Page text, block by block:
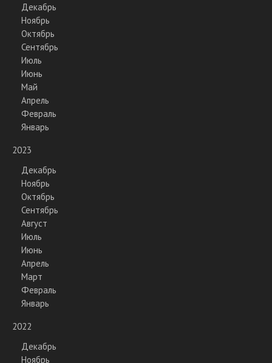
Декабрь
Ноябрь
Октябрь
Сентябрь
Июль
Июнь
Май
Апрель
Февраль
Январь
2023
Декабрь
Ноябрь
Октябрь
Сентябрь
Август
Июль
Июнь
Апрель
Март
Февраль
Январь
2022
Декабрь
Ноябрь